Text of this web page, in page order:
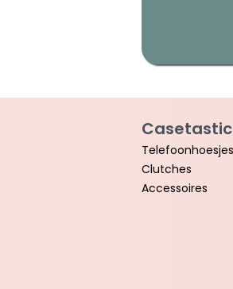
Casetastic
Telefoonhoesjes
Clutches
Accessoires